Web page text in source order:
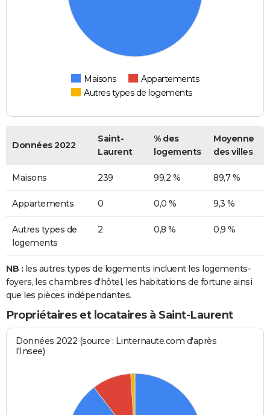
Maisons
Appartements
Autres types de logements
Données 2022
Saint-
Laurent
% des
logements
Moyenne
des villes
Maisons 239 99,2 % 89,7 %
Appartements 0 0,0 % 9,3 %
Autres types de
logements
2 0,8 % 0,9 %
NB : les autres types de logements incluent les logements-
foyers, les chambres d'hôtel, les habitations de fortune ainsi
que les pièces indépendantes.
Propriétaires et locataires à Saint-Laurent
Données 2022 (source : Linternaute.com d'après
l'Insee)